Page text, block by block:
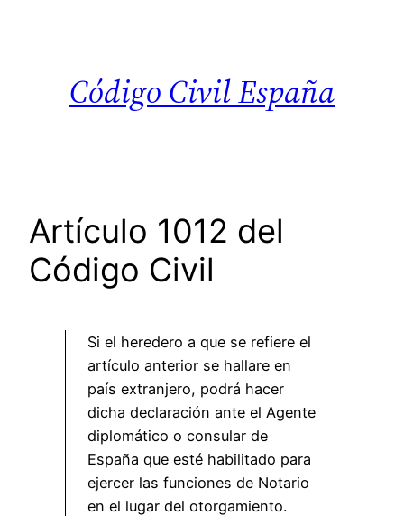
Código Civil España
Artículo 1012 del
Código Civil
Si el heredero a que se refiere el
artículo anterior se hallare en
país extranjero, podrá hacer
dicha declaración ante el Agente
diplomático o consular de
España que esté habilitado para
ejercer las funciones de Notario
en el lugar del otorgamiento.